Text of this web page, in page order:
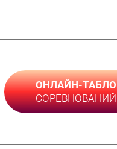
ОНЛАЙН-ТАБЛО
СОРЕВНОВАНИЙ